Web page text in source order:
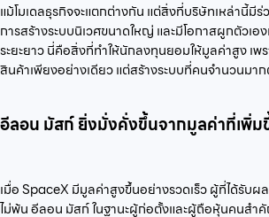
แม้โมเดลธุรกิจจะแตกต่างกัน แต่สิ่งที่บริษัทเหล่านี้มี
การสร้างระบบนิเวศขนาดใหญ่ และมีโอกาสผูกตัวเอ
ระยะยาว นี่คือสิ่งที่ทำให้นักลงทุนยอมให้มูลค่าสูง เพร
สินค้าเพียงอย่างเดียว แต่สร้างระบบที่คนจำนวนมา
อีลอน มัสก์ ยิ่งมั่งคั่งขึ้นจากมูลค่าที่เพิ่ม
เมื่อ SpaceX มีมูลค่าสูงขึ้นอย่างรวดเร็ว ผู้ที่ได้รับผ
ไม่พ้น อีลอน มัสก์ ในฐานะผู้ก่อตั้งและผู้ถือหุ้นคนสำ